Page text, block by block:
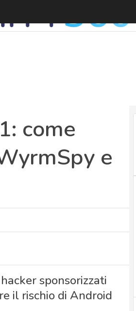
come
e
sponsorizzati
il rischio di Android